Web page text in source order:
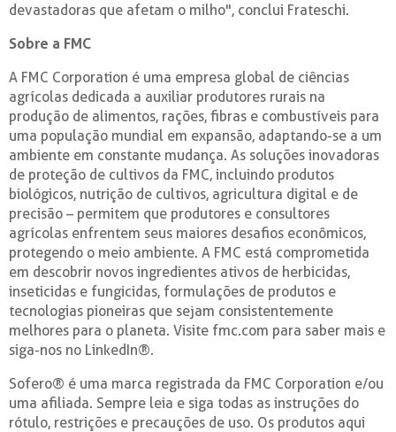
devastadoras que afetam o milho", conclui Frateschi.
Sobre a FMC
A FMC Corporation é uma empresa global de ciências
agrícolas dedicada a auxiliar produtores rurais na
produção de alimentos, rações, fibras e combustíveis para
uma população mundial em expansão, adaptando-se a um
ambiente em constante mudança. As soluções inovadoras
de proteção de cultivos da FMC, incluindo produtos
biológicos, nutrição de cultivos, agricultura digital e de
precisão – permitem que produtores e consultores
agrícolas enfrentem seus maiores desafios econômicos,
protegendo o meio ambiente. A FMC está comprometida
em descobrir novos ingredientes ativos de herbicidas,
inseticidas e fungicidas, formulações de produtos e
tecnologias pioneiras que sejam consistentemente
melhores para o planeta. Visite fmc.com para saber mais e
siga-nos no LinkedIn®.
Sofero® é uma marca registrada da FMC Corporation e/ou
uma afiliada. Sempre leia e siga todas as instruções do
rótulo, restrições e precauções de uso. Os produtos aqui